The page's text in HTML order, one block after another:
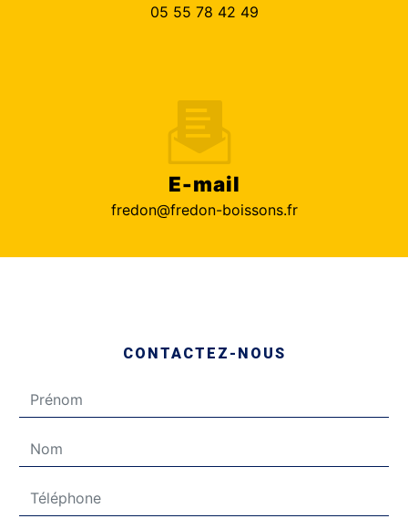
05 55 78 42 49
E-mail
fredon@fredon-boissons.fr
CONTACTEZ-NOUS